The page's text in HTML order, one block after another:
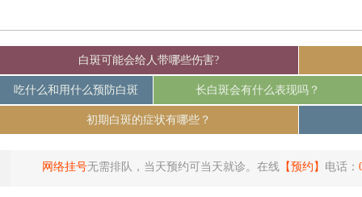
白斑可能会给人带哪些伤害?
吃什么和用什么预防白斑 长白斑会有什么表现吗？
初期白斑的症状有哪些？
网络挂号无需排队，当天预约可当天就诊。在线 【预约】 电话：